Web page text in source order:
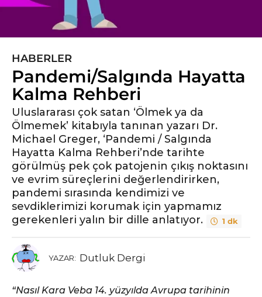
5
y
ı
l
ö
n
c
e
5
y
ı
l
ö
c
e
HABERLER
Pandemi/Salgında Hayatta
Kalma Rehberi
Uluslararası çok satan ‘Ölmek ya da
Ölmemek’ kitabıyla tanınan yazarı Dr.
Michael Greger, ‘Pandemi / Salgında
Hayatta Kalma Rehberi’nde tarihte
görülmüş pek çok patojenin çıkış noktasını
ve evrim süreçlerini değerlendirirken,
pandemi sırasında kendimizi ve
sevdiklerimizi korumak için yapmamız
gerekenleri yalın bir dille anlatıyor.
1 dk
YAZAR: Dutluk Dergi
“Nasıl Kara Veba 14. yüzyılda Avrupa tarihinin